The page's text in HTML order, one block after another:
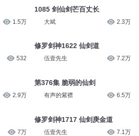
1.5万
532
2.9万
7万
1085 剑仙剑芒百丈长
大斌 2.3万
修罗剑神1622 仙剑道
伍壹先生 7.2万
第376集 脆弱的仙剑
有声的紫襟 6.5万
修罗剑神1717 仙剑庚金道
伍壹先生 7.1万